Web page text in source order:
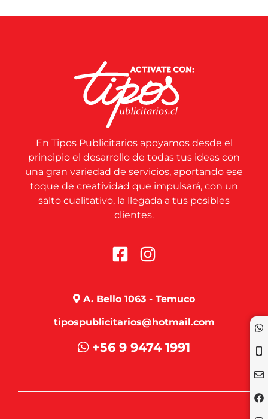
En Tipos Publicitarios apoyamos desde el
principio el desarrollo de todas tus ideas con
una gran variedad de servicios, aportando ese
toque de creatividad que impulsará, con un
salto cualitativo, la llegada a tus posibles
clientes.
A. Bello 1063 - Temuco
tipospublicitarios@hotmail.com
+56 9 9474 1991